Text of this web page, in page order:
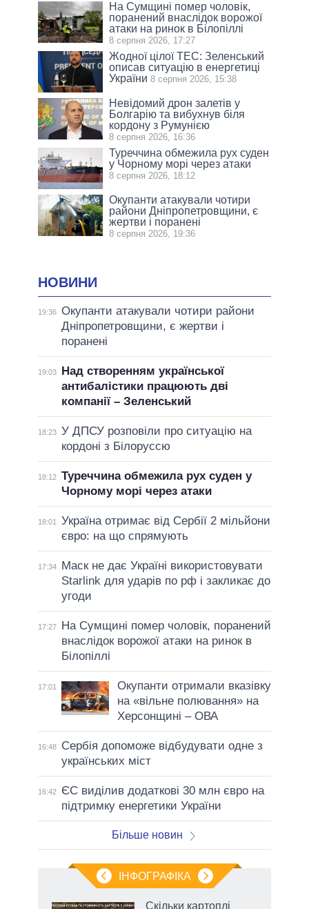
На Сумщині помер чоловік,
поранений внаслідок ворожої
атаки на ринок в Білопіллі
8 серпня 2026, 17:27
Жодної цілої ТЕС: Зеленський
описав ситуацію в енергетиці
України 8 серпня 2026, 15:38
Невідомий дрон залетів у
Болгарію та вибухнув біля
кордону з Румунією
8 серпня 2026, 16:36
Туреччина обмежила рух суден
у Чорному морі через атаки
8 серпня 2026, 18:12
Окупанти атакували чотири
райони Дніпропетровщини, є
жертви і поранені
8 серпня 2026, 19:36
НОВИНИ
19:36 Окупанти атакували чотири райони
Дніпропетровщини, є жертви і
поранені
19:03
Над створенням української
антибалістики працюють дві
компанії – Зеленський
18:23 У ДПСУ розповіли про ситуацію на
кордоні з Білоруссю
18:12 Туреччина обмежила рух суден у
Чорному морі через атаки
18:01
Україна отримає від Сербії 2 мільйони
євро: на що спрямують
17:34
Маск не дає Україні використовувати
Starlink для ударів по рф і закликає до
угоди
17:27
На Сумщині помер чоловік, поранений
внаслідок ворожої атаки на ринок в
Білопіллі
17:01
Окупанти отримали вказівку
на «вільне полювання» на
Херсонщині – ОВА
16:48
Сербія допоможе відбудувати одне з
українських міст
16:42
ЄС виділив додаткові 30 млн євро на
підтримку енергетики України
Більше новин
ІНФОГРАФІКА
Скільки картоплі